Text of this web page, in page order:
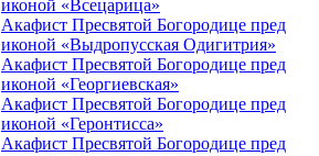
иконой «Всецарица»
Акафист Пресвятой Богородице пред
иконой «Выдропусская Одигитрия»
Акафист Пресвятой Богородице пред
иконой «Георгиевская»
Акафист Пресвятой Богородице пред
иконой «Геронтисса»
Акафист Пресвятой Богородице пред